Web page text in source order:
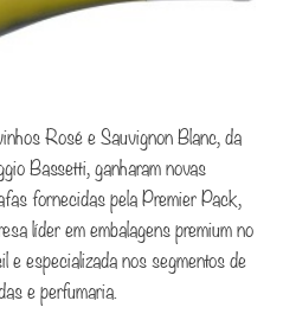
Rosé e Sauvignon Blanc, da
Bassetti, ganharam novas
fornecidas pela Premier Pack,
líder em embalagens premium no
e especializada nos segmentos de
e perfumaria.